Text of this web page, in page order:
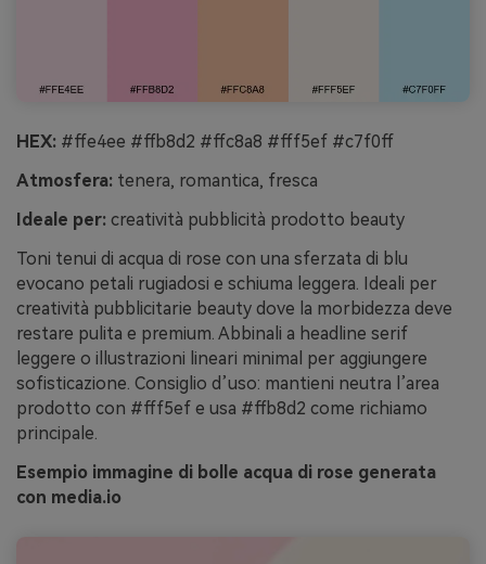
HEX: #ffe4ee #ffb8d2 #ffc8a8 #fff5ef #c7f0ff
Atmosfera: tenera, romantica, fresca
Ideale per: creatività pubblicità prodotto beauty
Toni tenui di acqua di rose con una sferzata di blu
evocano petali rugiadosi e schiuma leggera. Ideali per
creatività pubblicitarie beauty dove la morbidezza deve
restare pulita e premium. Abbinali a headline serif
leggere o illustrazioni lineari minimal per aggiungere
sofisticazione. Consiglio d’uso: mantieni neutra l’area
prodotto con #fff5ef e usa #ffb8d2 come richiamo
principale.
Esempio immagine di bolle acqua di rose generata
con media.io